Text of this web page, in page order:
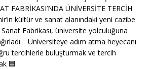
FABRİKASI’NDA ÜNİVERSİTE TERCİH
kültür ve sanat alanındaki yeni cazibe
Fabrikası, üniversite yolculuğuna
Üniversiteye adım atma heyecanı
tercihlerle buluşturmak ve tercih
🟦